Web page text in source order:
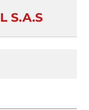
S.A.S